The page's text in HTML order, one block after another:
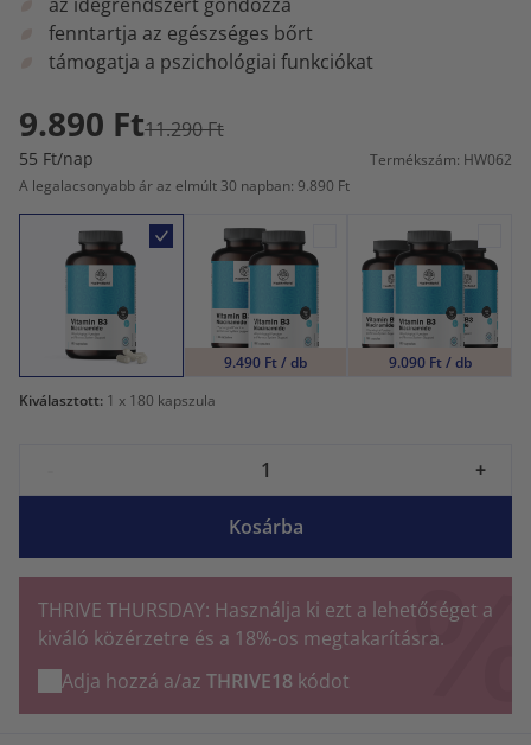
fenntartja az egészséges bőrt
támogatja a pszichológiai funkciókat
9.890 Ft11.290 Ft
55 Ft/nap
Termékszám: HW062
A legalacsonyabb ár az elmúlt 30 napban: 9.890 Ft
9.490 Ft / db
9.090 Ft / db
Kiválasztott: 1 x 180 kapszula
+
Kosárba
THRIVE THURSDAY: Használja ki ezt a lehetőséget a
kiváló közérzetre és a 18%-os megtakarításra.
Adja hozzá a/az THRIVE18 kódot